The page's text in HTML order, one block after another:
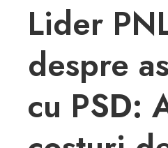
Lider
despre
cu PSD: